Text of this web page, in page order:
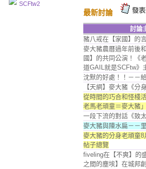
SCFtw2
最新討論
討論
豬八戒在【家國】的
麥大豬農曆過年前後
國】的共同公演！《
道GAIL就是SCFtw》
沈默的好處！！－－
【天網】麥大豬《分
從時間的巧合和怪棧
老馬老頑童＝麥大豬
一段下流的對話《致
麥大豬與陳水扁－－
麥大豬的分身老頑童
帖子總覽
fiveling在【不爽】的
之間的塵埃】在城邦